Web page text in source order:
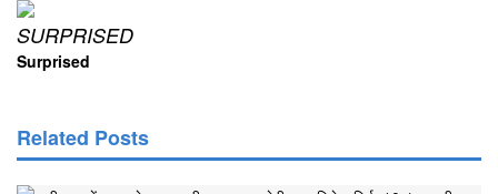
Surprised
Related Posts